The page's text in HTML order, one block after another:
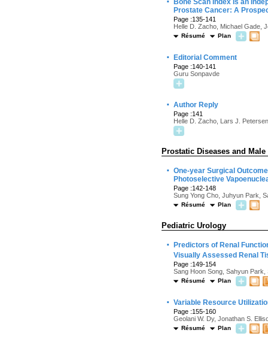
Bone Scan Index Is an
Prostate Cancer: A
Page :135-141
Helle D. Zacho, Michael Gade,
Résumé Plan
· Editorial Comment
Page :140-141
Guru Sonpavde
· Author Reply
Page :141
Helle D. Zacho, Lars J. Petersen
Prostatic Diseases and
· One-year Surgical
Photoselective
Page :142-148
Sung Yong Cho, Juhyun Park,
Résumé Plan
Pediatric Urology
·
Predictors of Renal
Visually Assessed Renal
Page :149-154
Sang Hoon Song, Sahyun
Résumé Plan
· Variable Resource
Page :155-160
Geolani W. Dy, Jonathan S.
Résumé Plan